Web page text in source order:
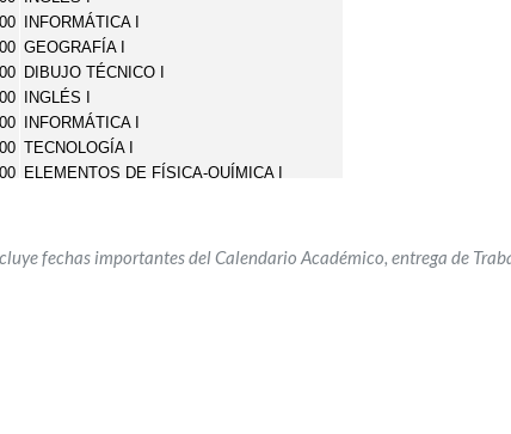
fechas importantes del Calendario Académico, entrega de